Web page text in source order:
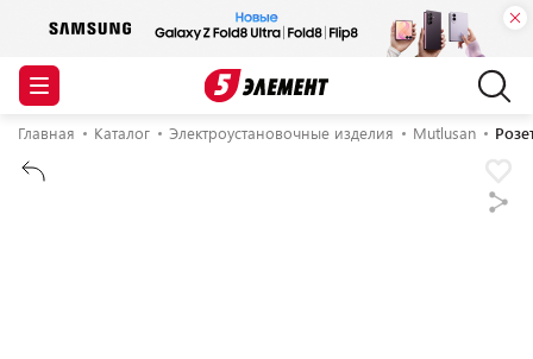
Главная Каталог Электроустановочные изделия Mutlusan